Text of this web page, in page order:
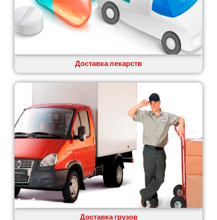
Кобеляки
Коцюбинское
Конотоп
Коростень
Корсунь-Шевченковский
Ковель
Козин
Кременчуг
Кременец
Кривой Рог
Кролевец
Кропивницкий
Крыховцы
Крюковщина
Крыжановка
Ладыжин
Лесники
Доставка лекарств
Доставка грузов